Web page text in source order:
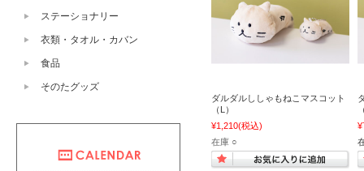
ダルダルししゃもねこマスコット
（L）
¥1,210(税込)
在庫 ○
ステーショナリー
衣類・タオル・カバン
食品
そのたグッズ